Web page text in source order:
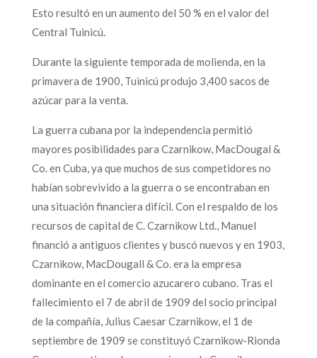
Esto resultó en un aumento del 50 % en el valor del
Central Tuinicú.
Durante la siguiente temporada de molienda, en la
primavera de 1900, Tuinicú produjo 3,400 sacos de
azúcar para la venta.
La guerra cubana por la independencia permitió
mayores posibilidades para Czarnikow, MacDougal &
Co. en Cuba, ya que muchos de sus competidores no
habían sobrevivido a la guerra o se encontraban en
una situación financiera difícil. Con el respaldo de los
recursos de capital de C. Czarnikow Ltd., Manuel
financió a antiguos clientes y buscó nuevos y en 1903,
Czarnikow, MacDougall & Co. era la empresa
dominante en el comercio azucarero cubano. Tras el
fallecimiento el 7 de abril de 1909 del socio principal
de la compañía, Julius Caesar Czarnikow, el 1 de
septiembre de 1909 se constituyó Czarnikow-Rionda